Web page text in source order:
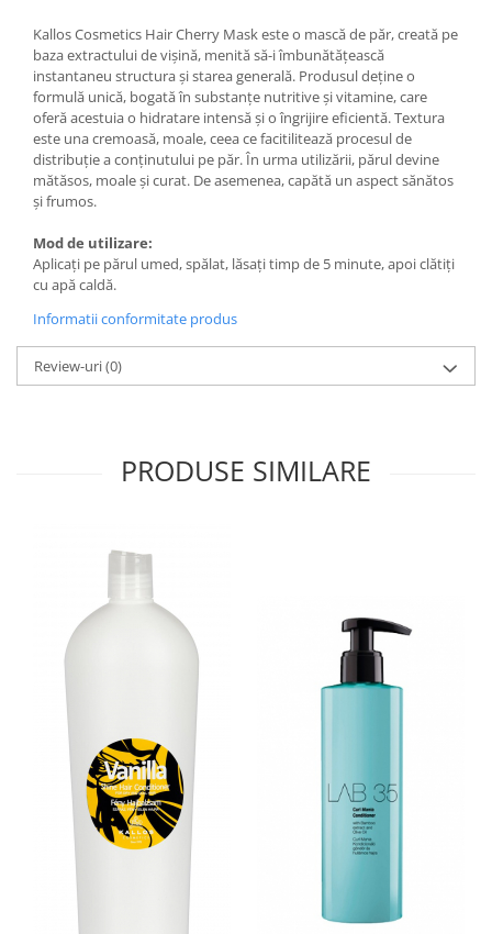
Igiena intima
Tampoane si absorbante
Geluri si deodorante igiena intima
Produse manichiura & pedichiura
Oja si lac de unghii
Accesorii manichiura & pedichiura
Seturi cadou
Kallos Cosmetics Hair Cherry Mask este o mască de păr, creată pe
baza extractului de vișină, menită să-i îmbunătățească
instantaneu structura și starea generală. Produsul deține o
formulă unică, bogată în substanțe nutritive și vitamine, care
oferă acestuia o hidratare intensă și o îngrijire eficientă. Textura
este una cremoasă, moale, ceea ce facitilitează procesul de
distribuție a conținutului pe păr. În urma utilizării, părul devine
mătăsos, moale și curat. De asemenea, capătă un aspect sănătos
și frumos.
Mod de utilizare:
Aplicați pe părul umed, spălat, lăsați timp de 5 minute, apoi clătiți
cu apă caldă.
Informatii conformitate produs
Review-uri(0)
PRODUSE SIMILARE